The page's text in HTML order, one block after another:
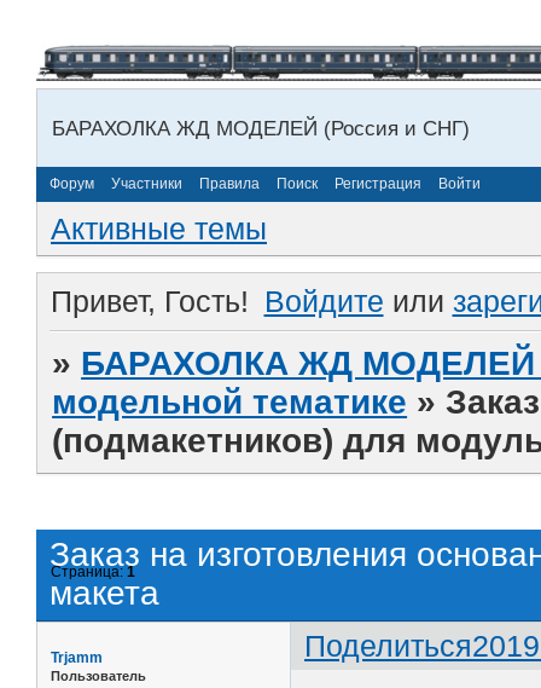
БАРАХОЛКА ЖД МОДЕЛЕЙ (Россия и СНГ)
Форум Участники Правила Поиск Регистрация Войти
Активные темы
Привет, Гость! Войдите или
» БАРАХОЛКА ЖД МОДЕЛЕЙ
модельной тематике »
(подмакетников) для
Заказ на изготовления
макета
Страница:1
Поделиться
Trjamm
Пользователь